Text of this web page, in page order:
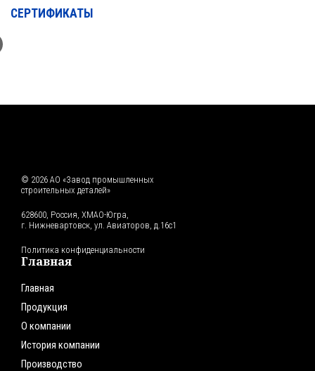
СЕРТИФИКАТЫ
© 2026 АО «Завод промышленных
строительных деталей»
628600, Россия, ХМАО-Югра,
г. Нижневартовск, ул. Авиаторов, д.16с1
Политика конфиденциальности
Главная
Главная
Продукция
О компании
История компании
Производство